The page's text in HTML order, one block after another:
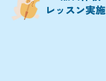
レッスン実